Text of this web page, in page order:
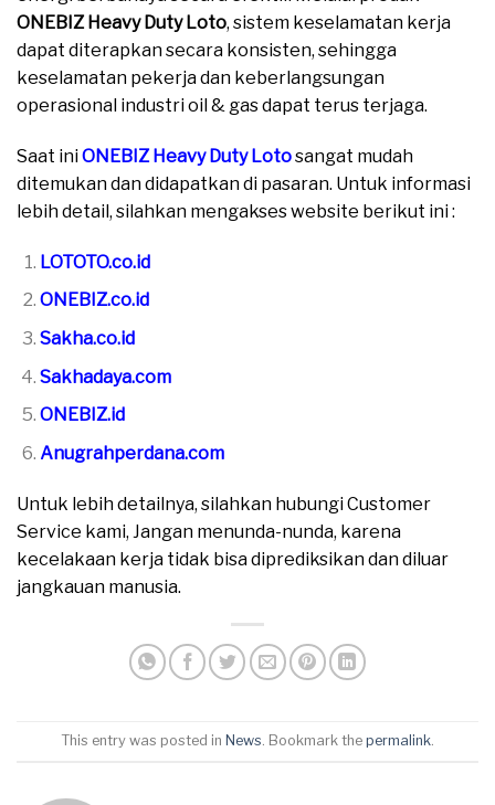
ONEBIZ Heavy Duty Loto, sistem keselamatan kerja
dapat diterapkan secara konsisten, sehingga
keselamatan pekerja dan keberlangsungan
operasional industri oil & gas dapat terus terjaga.
Saat iniONEBIZ Heavy Duty Lotosangat mudah
ditemukan dan didapatkan di pasaran. Untuk informasi
lebih detail, silahkan mengakses website berikut ini :
LOTOTO.co.id
ONEBIZ.co.id
Sakha.co.id
Sakhadaya.com
ONEBIZ.id
Anugrahperdana.com
Untuk lebih detailnya, silahkan hubungi Customer
Service kami, Jangan menunda-nunda, karena
kecelakaan kerja tidak bisa diprediksikan dan diluar
jangkauan manusia.
This entry was posted in News . Bookmark the permalink